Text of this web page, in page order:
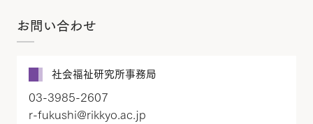
お問い合わせ
社会福祉研究所事務局
03-3985-2607
r-fukushi@rikkyo.ac.jp